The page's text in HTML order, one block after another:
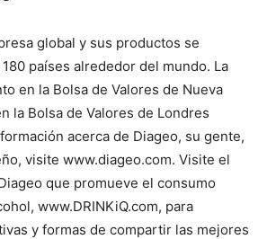
global y sus productos se
países alrededor del mundo. La
en la Bolsa de Valores de Nueva
la Bolsa de Valores de Londres
acerca de Diageo, su gente,
visite www.diageo.com. Visite el
que promueve el consumo
www.DRINKiQ.com, para
y formas de compartir las mejores